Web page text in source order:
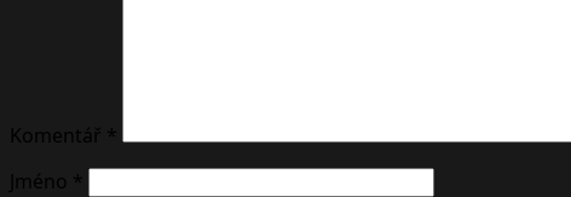
Komentář *
Jméno *